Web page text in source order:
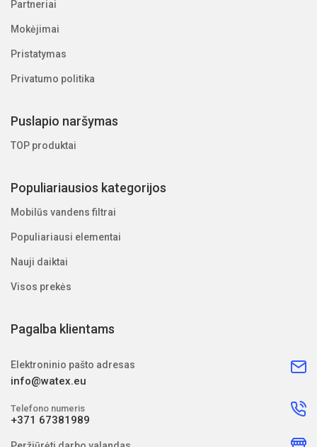
Partneriai
Mokėjimai
Pristatymas
Privatumo politika
Puslapio naršymas
TOP produktai
Populiariausios kategorijos
Mobilūs vandens filtrai
Populiariausi elementai
Nauji daiktai
Visos prekės
Pagalba klientams
Elektroninio pašto adresas
info@watex.eu
Telefono numeris
+371 67381989